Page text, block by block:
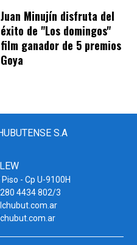
Juan Minujín disfruta del
éxito de "Los domingos"
film ganador de 5 premios
Goya
S.A
- Cp U-9100H
4434 802/3